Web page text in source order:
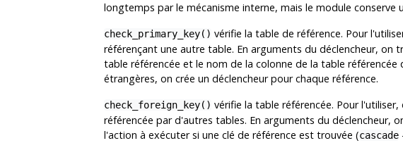
longtemps par le mécanisme interne, mais le module conserve
check_primary_key() vérifie la table de référence. Pour
référençant une autre table. En arguments du déclencheur,
table référencée et le nom de la colonne de la table
étrangères, on crée un déclencheur pour chaque référence.
check_foreign_key() vérifie la table référencée. Pour
référencée par d'autres tables. En arguments du déclencheur,
l'action à exécuter si une clé de référence est trouvée (cascade